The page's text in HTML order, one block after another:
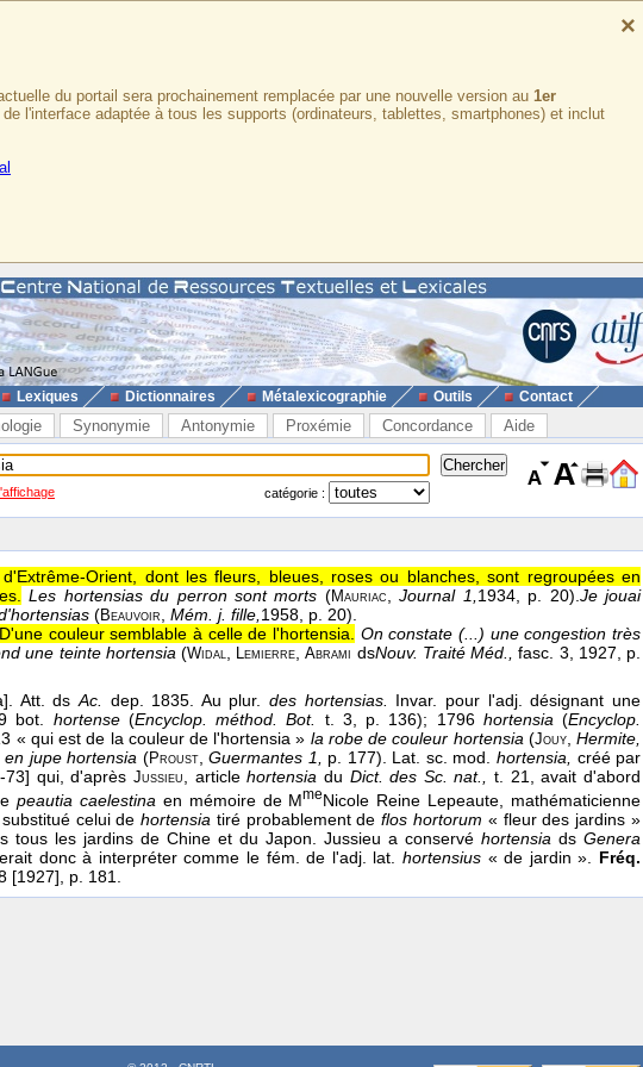
×
du portail sera prochainement remplacée par une nouvelle version au 1er
l'interface adaptée à tous les supports (ordinateurs, tablettes, smartphones) et inclut
Lexiques Dictionnaires Métalexicographie Outils Contact
Synonymie Antonymie Proxémie Concordance Aide
catégorie :
Orient, dont les fleurs, bleues, roses ou blanches, sont regroupées en
Les hortensias du perron sont morts (Mauriac,Journal 1,1934, p. 20).Je jouai
(Beauvoir, Mém. j. fille,1958, p. 20).
D'une couleur semblable à celle de l'hortensia. On constate (...) une congestion très
une teinte hortensia (Widal, Lemierre,Abrami dsNouv. Traité Méd.,fasc. 3, 1927, p.
Att. dsAc. dep. 1835. Au plur.des hortensias. Invar. pour l'adj. désignant une
bot. hortense (Encyclop. méthod. Bot. t. 3, p. 136); 1796 hortensia (Encyclop.
« qui est de la couleur de l'hortensia » la robe de couleur hortensia (Jouy,Hermite,
en jupe hortensia (Proust,Guermantes 1, p. 177). Lat. sc. mod. hortensia, créé par
73] qui, d'après Jussieu, articlehortensia du Dict. des Sc. nat.,t. 21, avait d'abord
peautia caelestina en mémoire de MmeNicole Reine Lepeaute, mathématicienne
celui dehortensia tiré probablement deflos hortorum « fleur des jardins »
tous les jardins de Chine et du Japon. Jussieu a conservé hortensia ds Genera
donc à interpréter comme le fém. de l'adj. lat.hortensius « de jardin ». Fréq.
[1927], p. 181.